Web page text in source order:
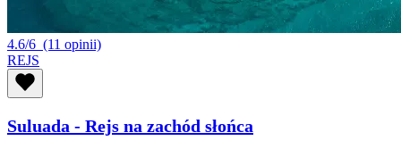
4.6/6 (11 opinii)
REJS
Suluada - Rejs na zachód słońca